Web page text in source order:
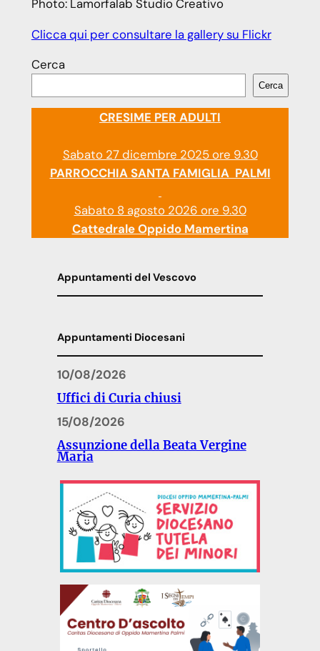
Photo: Lamorfalab Studio Creativo
Clicca qui per consultare la gallery su Flickr
Cerca
Cerca
CRESIME PER ADULTI
Sabato 27 dicembre 2025 ore 9.30
PARROCCHIA SANTA FAMIGLIA PALMI
Sabato 8 agosto 2026 ore 9.30
Cattedrale Oppido Mamertina
Appuntamenti del Vescovo
Appuntamenti Diocesani
10/08/2026
Uffici di Curia chiusi
15/08/2026
Assunzione della Beata Vergine
Maria